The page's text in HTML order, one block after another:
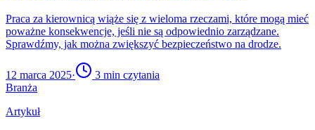
Praca za kierownicą wiąże się z wieloma rzeczami, które mogą mieć
poważne konsekwencje, jeśli nie są odpowiednio zarządzane.
Sprawdźmy, jak można zwiększyć bezpieczeństwo na drodze.
12 marca 2025· 3 min czytania
Branża
Artykuł